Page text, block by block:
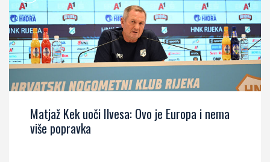
Matjaž Kek uoči Ilvesa: Ovo je Europa i nema
više popravka